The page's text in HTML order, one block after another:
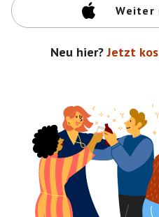
Weiter
Neu hier? Jetzt